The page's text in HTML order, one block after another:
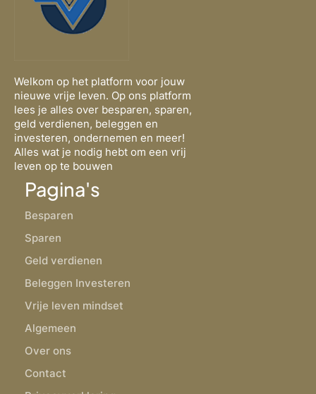
Welkom op het platform voor jouw
nieuwe vrije leven. Op ons platform
lees je alles over besparen, sparen,
geld verdienen, beleggen en
investeren, ondernemen en meer!
Alles wat je nodig hebt om een vrij
leven op te bouwen
Pagina's
Besparen
Sparen
Geld verdienen
Beleggen Investeren
Vrije leven mindset
Algemeen
Over ons
Contact